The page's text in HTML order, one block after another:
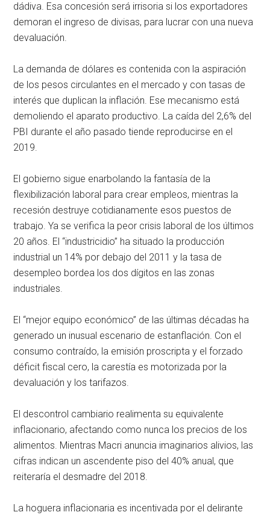
dádiva. Esa concesión será irrisoria si los exportadores
demoran el ingreso de divisas, para lucrar con una nueva
devaluación.
La demanda de dólares es contenida con la aspiración
de los pesos circulantes en el mercado y con tasas de
interés que duplican la inflación. Ese mecanismo está
demoliendo el aparato productivo. La caída del 2,6% del
PBI durante el año pasado tiende reproducirse en el
2019.
El gobierno sigue enarbolando la fantasía de la
flexibilización laboral para crear empleos, mientras la
recesión destruye cotidianamente esos puestos de
trabajo. Ya se verifica la peor crisis laboral de los últimos
20 años. El “industricidio” ha situado la producción
industrial un 14% por debajo del 2011 y la tasa de
desempleo bordea los dos dígitos en las zonas
industriales.
El “mejor equipo económico” de las últimas décadas ha
generado un inusual escenario de estanflación. Con el
consumo contraído, la emisión proscripta y el forzado
déficit fiscal cero, la carestía es motorizada por la
devaluación y los tarifazos.
El descontrol cambiario realimenta su equivalente
inflacionario, afectando como nunca los precios de los
alimentos. Mientras Macri anuncia imaginarios alivios, las
cifras indican un ascendente piso del 40% anual, que
reiteraría el desmadre del 2018.
La hoguera inflacionaria es incentivada por el delirante